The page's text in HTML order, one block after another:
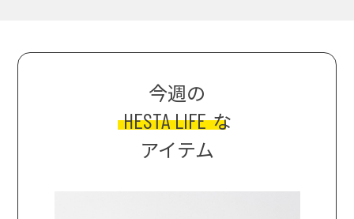
今週の
HESTA LIFE な
アイテム